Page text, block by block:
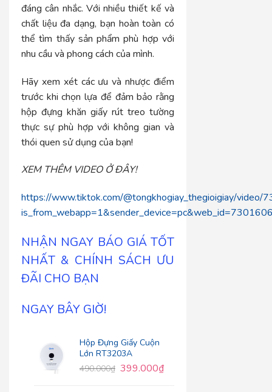
đáng cân nhắc. Với nhiều thiết kế và
chất liệu đa dạng, bạn hoàn toàn có
thể tìm thấy sản phẩm phù hợp với
nhu cầu và phong cách của mình.
Hãy xem xét các ưu và nhược điểm
trước khi chọn lựa để đảm bảo rằng
hộp đựng khăn giấy rút treo tường
thực sự phù hợp với không gian và
thói quen sử dụng của bạn!
XEM THÊM VIDEO Ở ĐÂY!
https://www.tiktok.com/@tongkhogiay_thegioigiay/
NHẬN NGAY BÁO GIÁ TỐT
NHẤT & CHÍNH SÁCH ƯU
ĐÃI CHO BẠN
NGAY BÂY GIỜ!
Hộp Đựng Giấy Cuộn
Lớn RT3203A
490.000₫ 399.000₫